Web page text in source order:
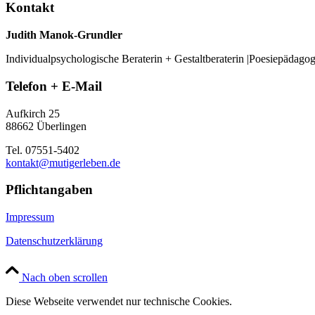
Kontakt
Judith Manok-Grundler
Individualpsychologische Beraterin + Gestaltberaterin
Telefon + E-Mail
Aufkirch 25
88662 Überlingen
Tel. 07551-5402
kontakt@mutigerleben.de
Pflichtangaben
Impressum
Datenschutzerklärung
Nach oben scrollen
Diese Webseite verwendet nur technische Cookies.